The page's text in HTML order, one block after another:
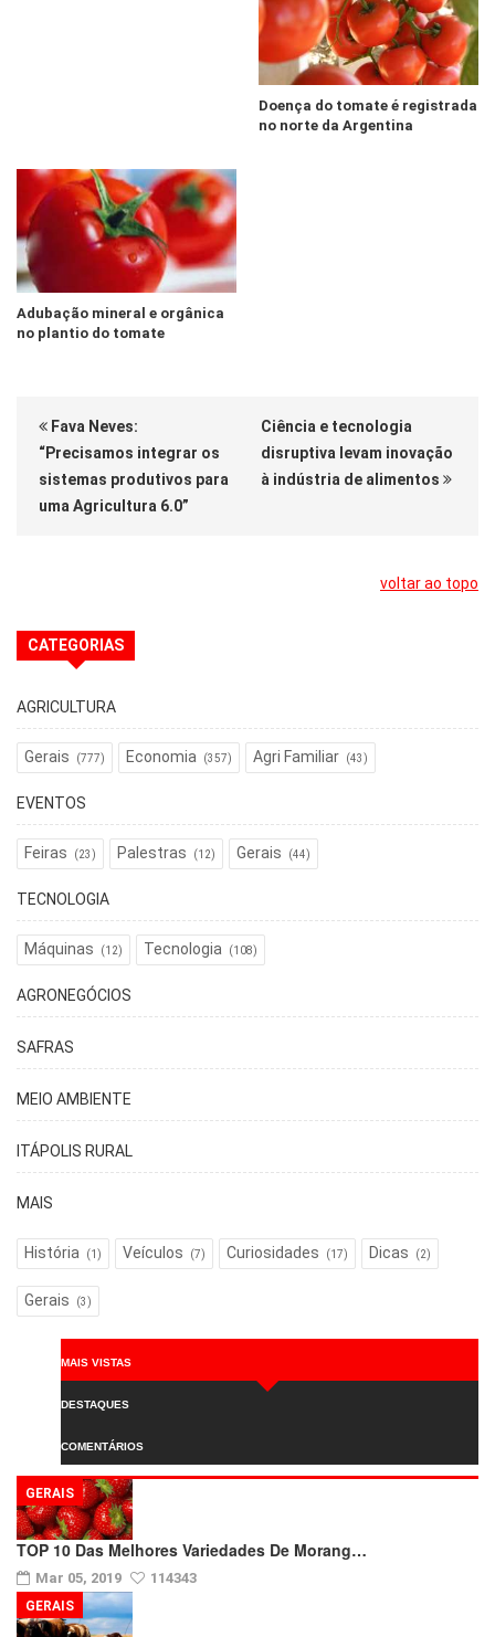
Doença do tomate é registrada
no norte da Argentina
Adubação mineral e orgânica
no plantio do tomate
Fava Neves:
“Precisamos integrar os
sistemas produtivos para
uma Agricultura 6.0”
Ciência e tecnologia
disruptiva levam inovação
à indústria de alimentos
voltar ao topo
CATEGORIAS
AGRICULTURA
Gerais (777) Economia (357) Agri Familiar (43)
EVENTOS
Feiras (23) Palestras (12) Gerais (44)
TECNOLOGIA
Máquinas (12) Tecnologia (108)
AGRONEGÓCIOS
SAFRAS
MEIO AMBIENTE
ITÁPOLIS RURAL
MAIS
História (1) Veículos (7) Curiosidades (17) Dicas (2)
Gerais (3)
MAIS VISTAS
DESTAQUES
COMENTÁRIOS
TOP 10 Das Melhores Variedades De Morang…
Mar 05, 2019 114343
GERAIS
GERAIS